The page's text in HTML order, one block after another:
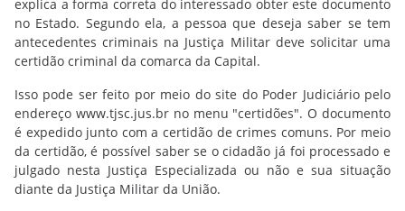
explica a forma correta do interessado obter este documento
no Estado. Segundo ela, a pessoa que deseja saber se tem
antecedentes criminais na Justiça Militar deve solicitar uma
certidão criminal da comarca da Capital.
Isso pode ser feito por meio do site do Poder Judiciário pelo
endereço www.tjsc.jus.br no menu "certidões". O documento
é expedido junto com a certidão de crimes comuns. Por meio
da certidão, é possível saber se o cidadão já foi processado e
julgado nesta Justiça Especializada ou não e sua situação
diante da Justiça Militar da União.